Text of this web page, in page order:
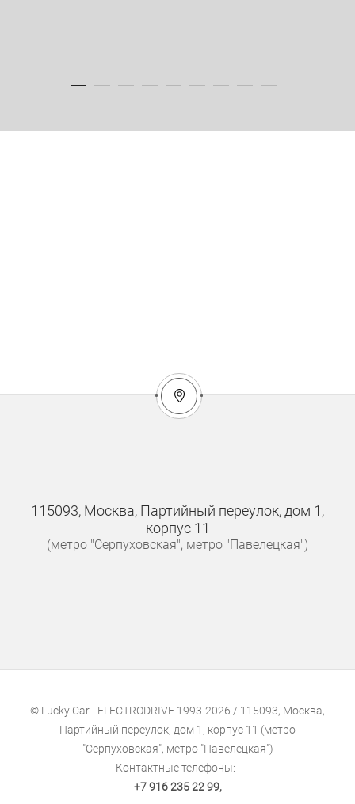
115093, Москва, Партийный переулок, дом 1,
корпус 11
(метро "Серпуховская", метро "Павелецкая")
© Lucky Car - ELECTRODRIVE 1993-2026 / 115093, Москва,
Партийный переулок, дом 1, корпус 11 (метро
"Серпуховская", метро "Павелецкая")
Контактные телефоны:
+7 916 235 22 99,